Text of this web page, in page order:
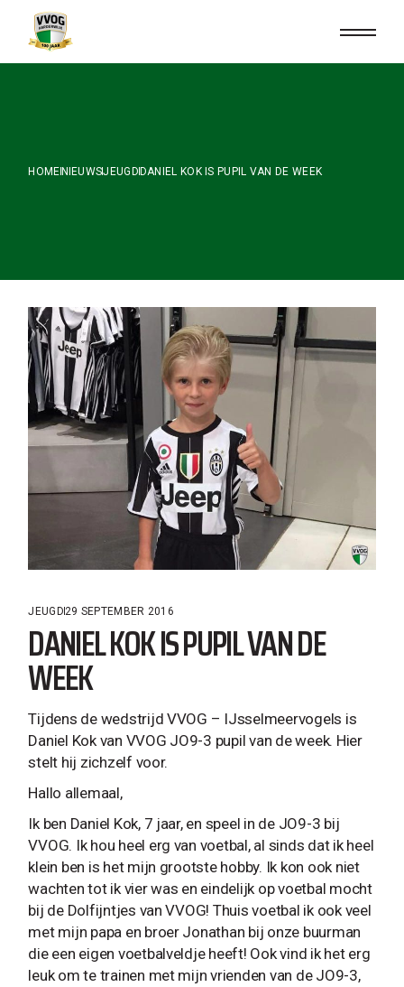
content
HOME NIEUWSJEUGD DANIEL KOK IS PUPIL VAN DE WEEK
JEUGD29 SEPTEMBER 2016
DANIEL KOK IS PUPIL VAN DE
WEEK
Tijdens de wedstrijd VVOG – IJsselmeervogels is
Daniel Kok van VVOG JO9-3 pupil van de week. Hier
stelt hij zichzelf voor.
Hallo allemaal,
Ik ben Daniel Kok, 7 jaar, en speel in de JO9-3 bij
VVOG. Ik hou heel erg van voetbal, al sinds dat ik heel
klein ben is het mijn grootste hobby. Ik kon ook niet
wachten tot ik vier was en eindelijk op voetbal mocht
bij de Dolfijntjes van VVOG! Thuis voetbal ik ook veel
met mijn papa en broer Jonathan bij onze buurman
die een eigen voetbalveldje heeft! Ook vind ik het erg
leuk om te trainen met mijn vrienden van de JO9-3,